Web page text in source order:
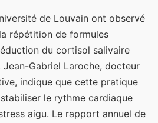
de Louvain ont observé
répétition de formules
du cortisol salivaire
Gabriel Laroche, docteur
indique que cette pratique
le rythme cardiaque
aigu. Le rapport annuel de